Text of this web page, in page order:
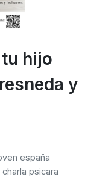
hijo
y
españa
charla psicara